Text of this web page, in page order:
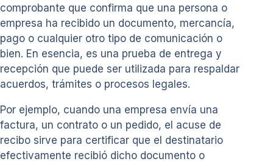
comprobante que confirma que una persona o
empresa ha recibido un documento, mercancía,
pago o cualquier otro tipo de comunicación o
bien. En esencia, es una prueba de entrega y
recepción que puede ser utilizada para respaldar
acuerdos, trámites o procesos legales.
Por ejemplo, cuando una empresa envía una
factura, un contrato o un pedido, el acuse de
recibo sirve para certificar que el destinatario
efectivamente recibió dicho documento o